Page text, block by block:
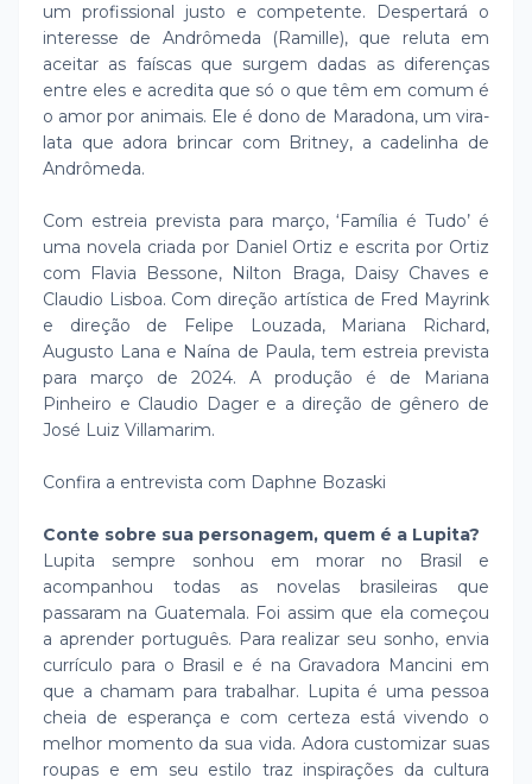
um profissional justo e competente. Despertará o
interesse de Andrômeda (Ramille), que reluta em
aceitar as faíscas que surgem dadas as diferenças
entre eles e acredita que só o que têm em comum é
o amor por animais. Ele é dono de Maradona, um vira-
lata que adora brincar com Britney, a cadelinha de
Andrômeda.
Com estreia prevista para março, ‘Família é Tudo’ é
uma novela criada por Daniel Ortiz e escrita por Ortiz
com Flavia Bessone, Nilton Braga, Daisy Chaves e
Claudio Lisboa. Com direção artística de Fred Mayrink
e direção de Felipe Louzada, Mariana Richard,
Augusto Lana e Naína de Paula, tem estreia prevista
para março de 2024. A produção é de Mariana
Pinheiro e Claudio Dager e a direção de gênero de
José Luiz Villamarim.
Confira a entrevista com Daphne Bozaski
Conte sobre sua personagem, quem é a Lupita?
Lupita sempre sonhou em morar no Brasil e
acompanhou todas as novelas brasileiras que
passaram na Guatemala. Foi assim que ela começou
a aprender português. Para realizar seu sonho, envia
currículo para o Brasil e é na Gravadora Mancini em
que a chamam para trabalhar. Lupita é uma pessoa
cheia de esperança e com certeza está vivendo o
melhor momento da sua vida. Adora customizar suas
roupas e em seu estilo traz inspirações da cultura